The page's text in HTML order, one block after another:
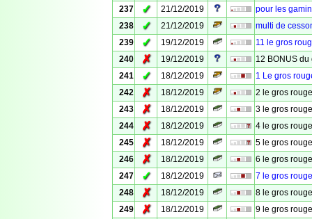
237
✓ 21/12/2019
pour les
238
✓ 21/12/2019
multi de
239
✓ 19/12/2019
11 le gros
240
✗ 19/12/2019
12 BONUS
241
✓ 18/12/2019
1 Le gros
242
✗ 18/12/2019
2 le gros
243
✗ 18/12/2019
3 le gros rouge
244
✗ 18/12/2019
4 le gros rouge
245
✗ 18/12/2019
5 le gros
246
✗ 18/12/2019
6 le gros
247
✓ 18/12/2019
7 le gros
248
✗ 18/12/2019
8 le gros
249
✗ 18/12/2019
9 le gros rouge